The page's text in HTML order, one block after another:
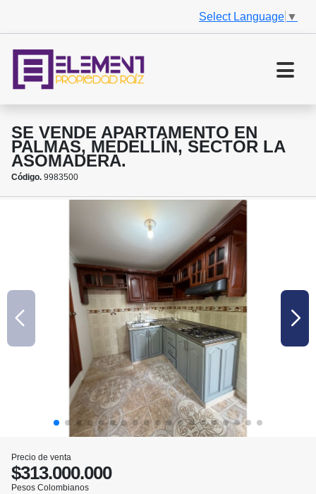
Select Language ▼
SE VENDE APARTAMENTO EN
PALMAS, MEDELLÍN, SECTOR LA
ASOMADERA.
Código. 9983500
Precio de venta
$313.000.000
Pesos Colombianos